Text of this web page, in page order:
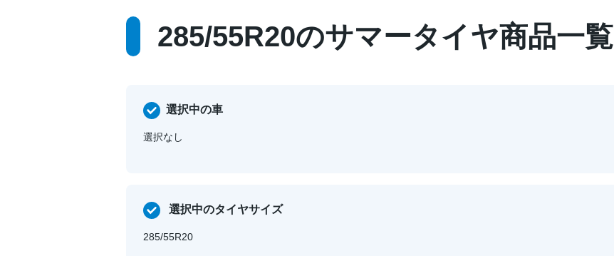
285/55R20のサマータイヤ商品一覧
選択中の車
選択なし
選択中のタイヤサイズ
285/55R20